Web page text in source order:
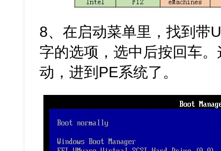
8、在启动菜单里，找到带
字的选项，选中后按回车
动，进到PE系统了。